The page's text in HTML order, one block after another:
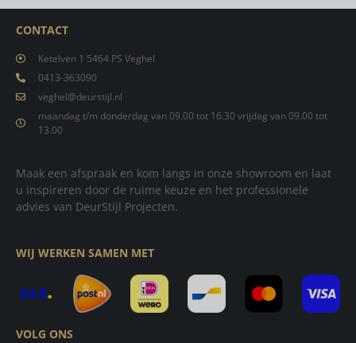
CONTACT
Ketelven 1 5464 PS Veghel
0413-363090
veghel@deurstijl.nl
maandag t/m donderdag van 09.00 tot 16.30 vrijdag van 09.00 tot
13.00
Maak een afspraak en kom langs in onze showroom en laat
u inspireren door de ruime keuze en het professionele
advies van DeurStijl Projecten.
WIJ WERKEN SAMEN MET
VOLG ONS